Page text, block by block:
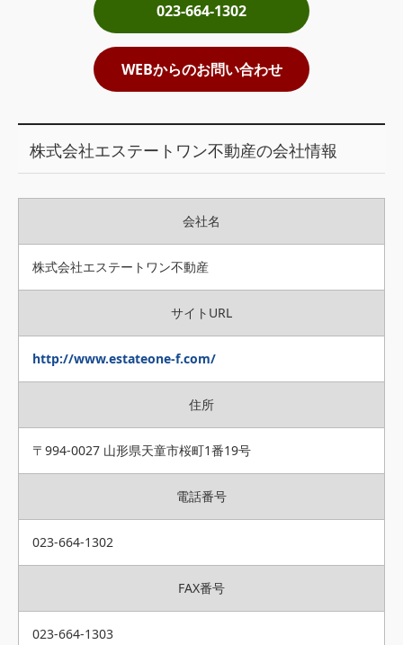
掲載受付窓口はこちら
023-664-1302
WEBからのお問い合わせ
株式会社エステートワン不動産の会社情報
会社名
株式会社エステートワン不動産
サイトURL
http://www.estateone-f.com/
住所
〒994-0027 山形県天童市桜町1番19号
電話番号
023-664-1302
FAX番号
023-664-1303